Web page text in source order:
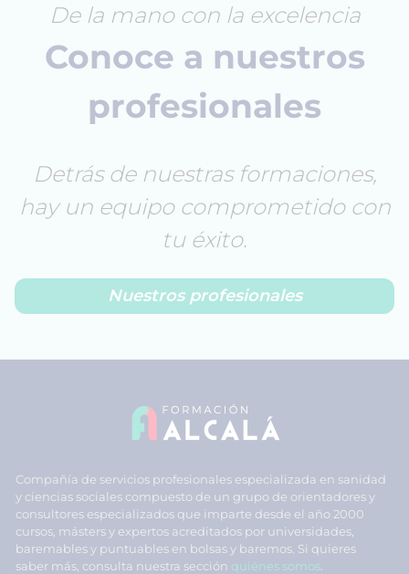
De la mano con la excelencia
Conoce a nuestros
profesionales
Detrás de nuestras formaciones,
hay un equipo comprometido con
tu éxito.
Nuestros profesionales
Compañía de servicios profesionales especializada en sanidad
y ciencias sociales compuesto de un grupo de orientadores y
consultores especializados que imparte desde el año 2000
cursos, másters y expertos acreditados por universidades,
baremables y puntuables en bolsas y baremos. Si quieres
saber más, consulta nuestra sección quiénes somos